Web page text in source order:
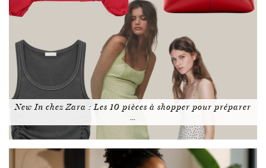
New In chez Zara : Les 10 pièces à shopper pour préparer
…